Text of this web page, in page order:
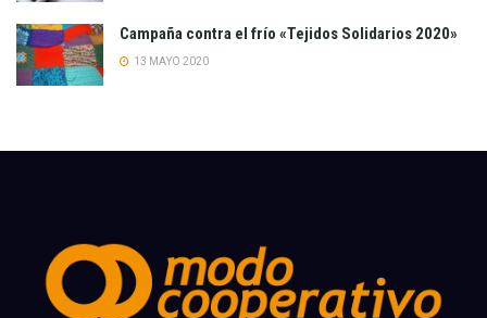
Campaña contra el frío «Tejidos Solidarios 2020»
13 MAYO 2020